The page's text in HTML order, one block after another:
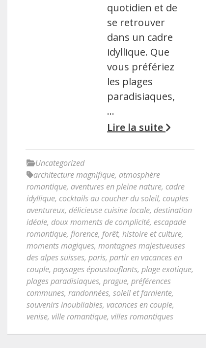
quotidien et de
se retrouver
dans un cadre
idyllique. Que
vous préfériez
les plages
paradisiaques,
…
Lire la suite
Uncategorized
architecture magnifique, atmosphère
romantique, aventures en pleine nature, cadre
idyllique, cocktails au coucher du soleil, couples
aventureux, délicieuse cuisine locale, destination
idéale, doux moments de complicité, escapade
romantique, florence, forêt, histoire et culture,
moments magiques, montagnes majestueuses
des alpes suisses, paris, partir en vacances en
couple, paysages époustouflants, plage exotique,
plages paradisiaques, prague, préférences
communes, randonnées, soleil et farniente,
souvenirs inoubliables, vacances en couple,
venise, ville romantique, villes romantiques